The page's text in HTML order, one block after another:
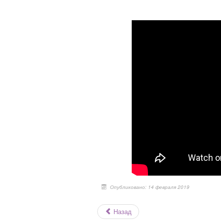
Опубликовано: 14 февраля 2019
Назад